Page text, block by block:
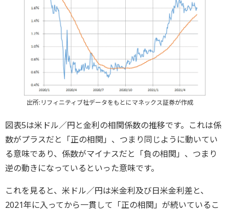
出所:リフィニティブ社データをもとにマネックス証券が作成
図表5は米ドル／円と金利の相関係数の推移です。これは係
数がプラスだと「正の相関」、つまり同じように動いてい
る意味であり、係数がマイナスだと「負の相関」、つまり
逆の動きになっているといった意味です。
これを見ると、米ドル／円は米金利及び日米金利差と、
2021年に入ってから一貫して「正の相関」が続いているこ